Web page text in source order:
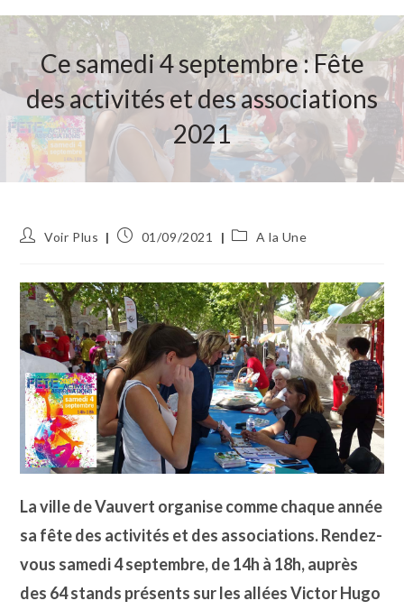
Ce samedi 4 septembre : Fête
des activités et des associations
2021
Auteur/autrice
publication :
Voir Plus
Publication
01/09/2021
PostA la Une
La ville de Vauvert organise comme chaque année
sa fête des activités et des associations. Rendez-
vous samedi 4 septembre, de 14h à 18h, auprès
des 64 stands présents sur les allées Victor Hugo